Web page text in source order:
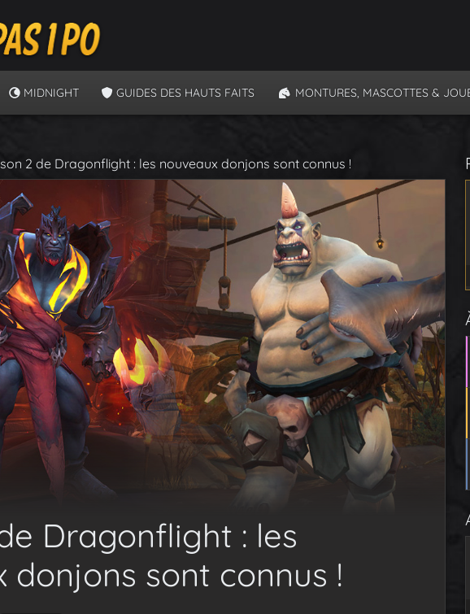
MIDNIGHT GUIDES DES HAUTS FAITS MONTURES, MASCOTTES &
2 de Dragonflight : les nouveaux donjons sont connus !
Dragonflight : les
donjons sont connus !